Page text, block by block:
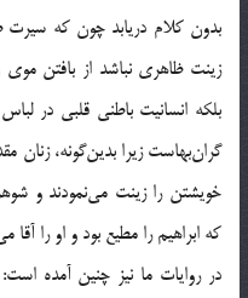
بدون كلام دريابد چون ‌كه سيرت
زينت ظاهري نباشد از بافتن
بلكه انسانيت باطني قلبي در
گران‌بهاست زيرا بدين‌گونه، زنان
خويشتن را زينت مي‌نمودند و
كه ابراهيم را مطيع بود و او را
در روايات ما نيز چنين آمده